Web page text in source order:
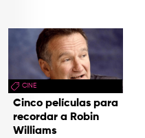
CINE
Cinco películas para
recordar a Robin
Williams